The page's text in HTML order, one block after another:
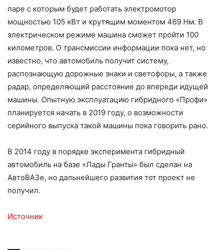
паре с которым будет работать электромотор
мощностью 105 кВт и крутящим моментом 469 Нм. В
электрическом режиме машина сможет пройти 100
километров. О трансмиссии информации пока нет, но
известно, что автомобиль получит систему,
распознающую дорожные знаки и светофоры, а также
радар, определяющий расстояние до впереди идущей
машины. Опытную эксплуатацию гибридного «Профи»
планируется начать в 2019 году, о возможности
серийного выпуска такой машины пока говорить рано.
В 2014 году в порядке эксперимента гибридный
автомобиль на базе «Лады Гранты» был сделан на
АвтоВАЗе, но дальнейшего развития тот проект не
получил.
Источник